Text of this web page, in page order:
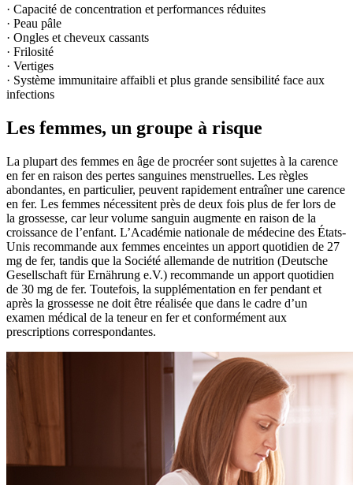
· Capacité de concentration et performances réduites
· Peau pâle
· Ongles et cheveux cassants
· Frilosité
· Vertiges
· Système immunitaire affaibli et plus grande sensibilité face aux
infections
Les femmes, un groupe à risque
La plupart des femmes en âge de procréer sont sujettes à la carence
en fer en raison des pertes sanguines menstruelles. Les règles
abondantes, en particulier, peuvent rapidement entraîner une carence
en fer. Les femmes nécessitent près de deux fois plus de fer lors de
la grossesse, car leur volume sanguin augmente en raison de la
croissance de l’enfant. L’Académie nationale de médecine des États-
Unis recommande aux femmes enceintes un apport quotidien de 27
mg de fer, tandis que la Société allemande de nutrition (Deutsche
Gesellschaft für Ernährung e.V.) recommande un apport quotidien
de 30 mg de fer. Toutefois, la supplémentation en fer pendant et
après la grossesse ne doit être réalisée que dans le cadre d’un
examen médical de la teneur en fer et conformément aux
prescriptions correspondantes.